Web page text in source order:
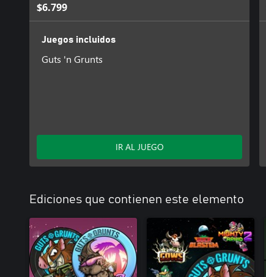
$6.799
Juegos incluidos
Guts 'n Grunts
IR AL JUEGO
Ediciones que contienen este elemento